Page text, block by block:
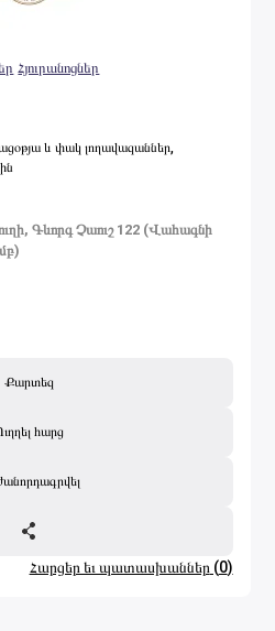
Հյուրանոցներ
և փակ լողավազաններ,
Գևորգ Չաուշ 122 (Վահագնի
Քարտեզ
հարց
Հարցեր եւ պատասխաններ (0)